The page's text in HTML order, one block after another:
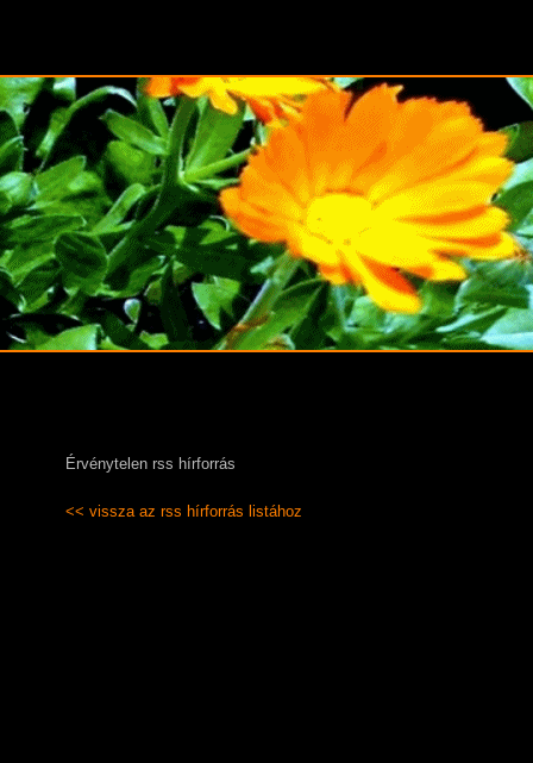
Érvénytelen rss hírforrás
<< vissza az rss hírforrás listához